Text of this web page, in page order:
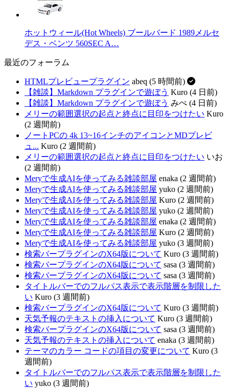
ホットウィール(Hot Wheels) ブールバード 1989メルセ
デス・ベンツ 560SEC A…
最近のフォーラム
HTMLプレビュープラグイン abeq (5 時間前)
【雑談】Markdown プラグインで遊ぼう Kuro (4 日前)
【雑談】Markdown プラグインで遊ぼう みぺ (4 日前)
メリーの範囲選択の起点と終点に目印をつけたい Kuro
(2 週間前)
ノートPCの 4k 13~16インチのアイコンとMDプレビ
ュ... Kuro (2 週間前)
メリーの範囲選択の起点と終点に目印をつけたい いお
(2 週間前)
Meryで生成AIを使ってみる雑談部屋 enaka (2 週間前)
Meryで生成AIを使ってみる雑談部屋 yuko (2 週間前)
Meryで生成AIを使ってみる雑談部屋 Kuro (2 週間前)
Meryで生成AIを使ってみる雑談部屋 yuko (2 週間前)
Meryで生成AIを使ってみる雑談部屋 enaka (2 週間前)
Meryで生成AIを使ってみる雑談部屋 Kuro (2 週間前)
Meryで生成AIを使ってみる雑談部屋 yuko (3 週間前)
検索バープラグインのX64版について Kuro (3 週間前)
検索バープラグインのX64版について sasa (3 週間前)
検索バープラグインのX64版について sasa (3 週間前)
タイトルバーでのフルパス表示で表示階層を制限した
い Kuro (3 週間前)
検索バープラグインのX64版について Kuro (3 週間前)
天気予報のテキストの挿入について Kuro (3 週間前)
検索バープラグインのX64版について sasa (3 週間前)
天気予報のテキストの挿入について enaka (3 週間前)
テーマのカラー コードの項目の変更について Kuro (3
週間前)
タイトルバーでのフルパス表示で表示階層を制限した
い yuko (3 週間前)